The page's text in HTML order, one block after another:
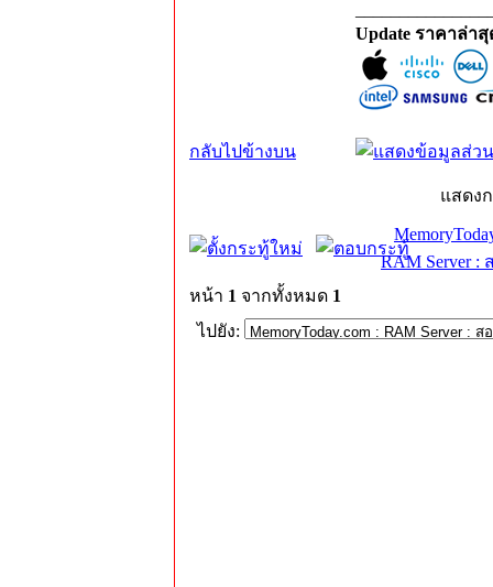
Update ราคาล่า
กลับไปข้างบน
แสดง
RAM Server :
หน้า 1 จากทั้งหมด 1
ไปยัง: